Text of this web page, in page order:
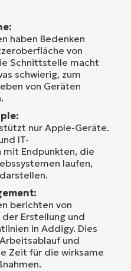
haben Bedenken
von
Schnittstelle macht
schwierig, zum
von Geräten
nur Apple-Geräte.
IT-
Endpunkten, die
laufen,
berichten von
Erstellung und
in Addigy. Dies
und
Zeit für die wirksame